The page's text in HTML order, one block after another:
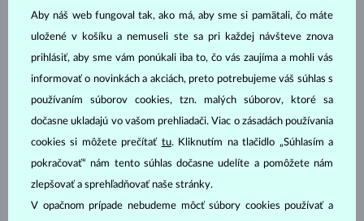
SLADKOVODNÉ
779 €
DIAMANT LAB GROWN
NA SKLADE NA SKLADE
Aby náš web fungoval tak, ako má, aby sme si pamätali, čo máte
uložené v košíku a nemuseli ste sa pri každej návšteve znova
prihlásiť, aby sme vám ponúkali iba to, čo vás zaujíma a mohli vás
informovať o novinkách a akciách, preto potrebujeme váš súhlas s
používaním súborov cookies, tzn. malých súborov, ktoré sa
dočasne ukladajú vo vašom prehliadači. Viac o zásadách používania
cookies si môžete prečítať tu. Kliknutím na tlačidlo „Súhlasím a
pokračovať“ nám tento súhlas dočasne udelíte a pomôžete nám
zlepšovať a sprehľadňovať naše stránky.
V opačnom prípade nebudeme môcť súbory cookies používať a